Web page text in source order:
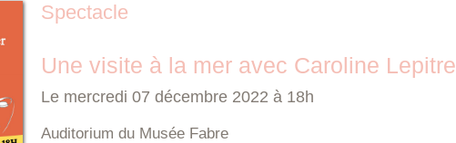
Spectacle
Une visite à la mer avec Caroline Lepitre
Le mercredi 07 décembre 2022 à 18h
Auditorium du Musée Fabre